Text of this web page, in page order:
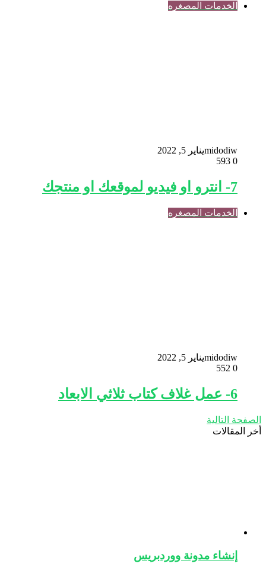
الخدمات المصغره
midodiwيناير 5, 2022
0
7- انترو او فيديو لموقعك او منتجك
الخدمات المصغره
midodiwيناير 5, 2022
0
6- عمل غلاف كتاب ثلاثي الابعاد
الصفحة التالية
أخر المقالات
إنشاء مدونة ووردبريس